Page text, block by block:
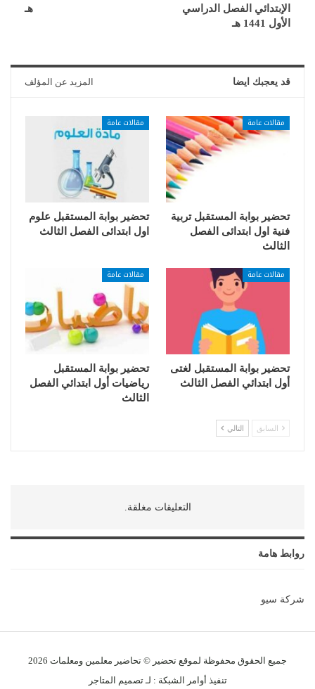
الإبتدائي الفصل الدراسي
الأول 1441 هـ
هـ
قد يعجبك ايضا المزيد عن المؤلف
مقالات عامة
تحضير بوابة المستقبل تربية
فنية اول ابتدائى الفصل
الثالث
مقالات عامة
تحضير بوابة المستقبل علوم
اول ابتدائى الفصل الثالث
مقالات عامة
تحضير بوابة المستقبل لغتى
أول ابتدائي الفصل الثالث
مقالات عامة
تحضير بوابة المستقبل
رياضيات أول ابتدائي الفصل
الثالث
السابق التالي
التعليقات مغلقة.
روابط هامة
شركة سيو
جميع الحقوق محفوظة لموقع تحضير © تحاضير معلمين ومعلمات
تنفيذ أوامر الشبكة : لـتصميم المتاجر